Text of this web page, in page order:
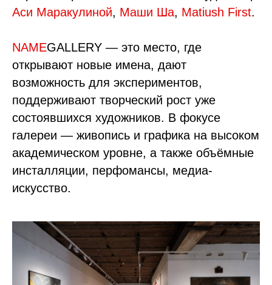
Аси Маракулиной, Маши Ша, Matiush First.
NAMEGALLERY — это место, где
открывают новые имена, дают
возможность для экспериментов,
поддерживают творческий рост уже
состоявшихся художников. В фокусе
галереи — живопись и графика на высоком
академическом уровне, а также объёмные
инсталляции, перфомансы, медиа-
искусство.